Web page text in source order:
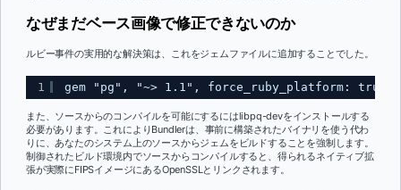
なぜまだベース画像で修正できないのか
ルビー事件の実用的な解決策は、これをジェムファイルに追加することでした。
1 gem "pg", "~> 1.1", force_ruby_platform: true
また、ソースからのコンパイルを可能にするにはlibpq-devをインストールする
必要があります。これによりBundlerは、事前に構築されたバイナリを使う代わ
りに、あなたのシステム上のソースからジェムをビルドすることを強制します。
制御されたビルド環境内でソースからコンパイルすると、得られるネイティブ拡
張が実際にFIPSイメージにあるOpenSSLとリンクされます。